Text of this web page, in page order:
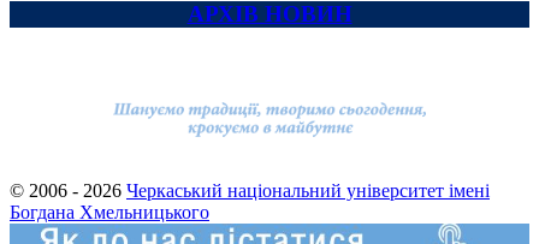
АРХІВ НОВИН
© 2006 - 2026 Черкаський національний університет імені
Богдана Хмельницького